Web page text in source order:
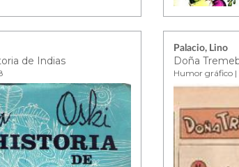
de Indias
Palacio, Lino
Doña
Humor gráfico |